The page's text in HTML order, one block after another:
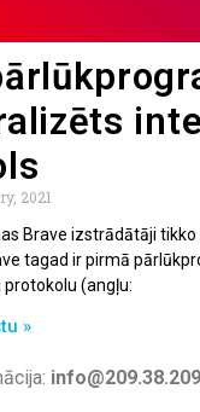
2021
Brave izstrādātāji
tagad ir pirmā
(angļu:
»